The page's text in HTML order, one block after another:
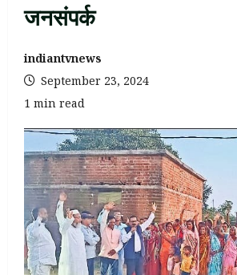
जनसंपर्क
indiantvnews
September 23, 2024
1 min read